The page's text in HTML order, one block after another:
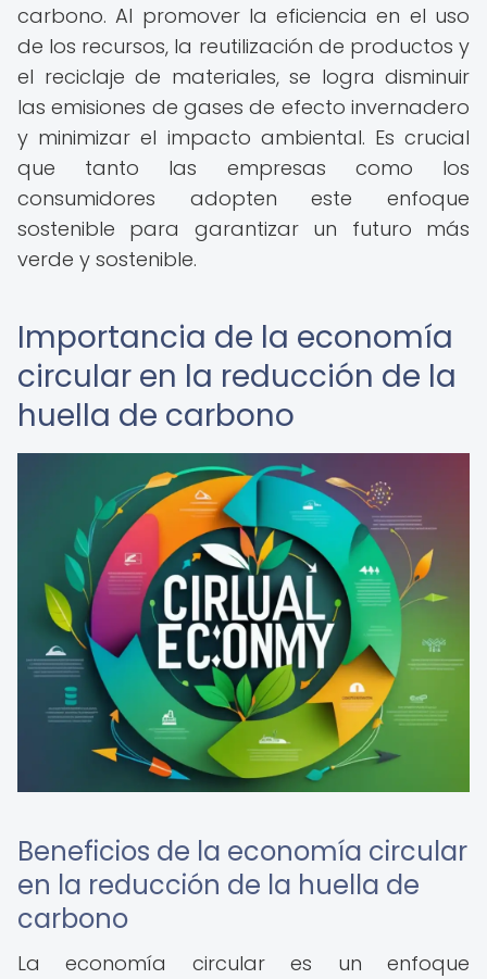
carbono. Al promover la eficiencia en el uso
de los recursos, la reutilización de productos y
el reciclaje de materiales, se logra disminuir
las emisiones de gases de efecto invernadero
y minimizar el impacto ambiental. Es crucial
que tanto las empresas como los
consumidores adopten este enfoque
sostenible para garantizar un futuro más
verde y sostenible.
Importancia de la economía
circular en la reducción de la
huella de carbono
Beneficios de la economía circular
en la reducción de la huella de
carbono
La economía circular es un enfoque